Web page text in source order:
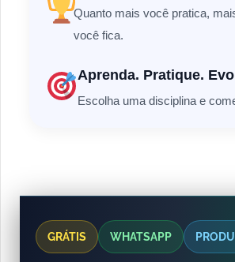
Quanto mais você pratica,
você fica.
Aprenda. Pratique.
Escolha uma disciplina e
GRÁTIS WHATSAPP